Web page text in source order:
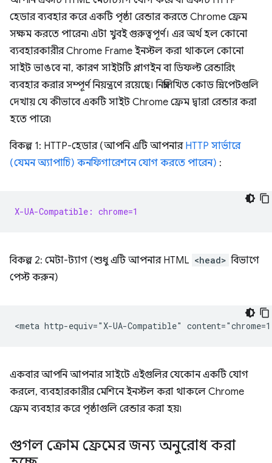
হেডার ব্যবহার করে একটি পৃষ্ঠা রেন্ডার করতে Chrome ফ্রেম
সক্ষম করতে পারেন৷ এটা খুবই গুরুত্বপূর্ণ। এর অর্থ হল কোনো
ব্যবহারকারীর Chrome Frame ইনস্টল করা থাকলে কোনো
সাইট ভাঙবে না, কারণ সাইটটি প্লাগইন বা ডিফল্ট রেন্ডারিং
ব্যবহার করার সম্পূর্ণ নিয়ন্ত্রণে রয়েছে। নিম্নলিখিত কোড স্নিপেটগুলি
দেখায় যে কীভাবে একটি সাইট Chrome ফ্রেম দ্বারা রেন্ডার করা
হতে পারে৷
বিকল্প 1: HTTP-হেডার (আপনি এটি আপনার HTTP সার্ভারে
(যেমন অ্যাপাচি) কনফিগারেশনে যোগ করতে পারেন) :
X-UA-Compatible: chrome=1
বিকল্প 2: মেটা-ট্যাগ (শুধু এটি আপনার HTML <head> বিভাগে
পেস্ট করুন)
একবার আপনি আপনার সাইটে এইগুলির যেকোন একটি যোগ
করলে, ব্যবহারকারীর মেশিনে ইনস্টল করা থাকলে Chrome
ফ্রেম ব্যবহার করে পৃষ্ঠাগুলি রেন্ডার করা হয়৷
গুগল ক্রোম ফ্রেমের জন্য অনুরোধ করা